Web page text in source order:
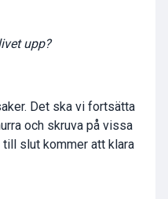
upp?
Det ska vi fortsätta
och skruva på vissa
till slut kommer att klara